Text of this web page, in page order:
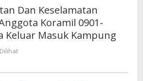
Dan Keselamatan
Koramil 0901-
Keluar Masuk Kampung